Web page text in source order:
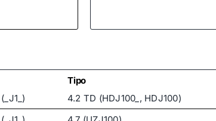
Tipo
4.2 TD (HDJ100_, HDJ100)